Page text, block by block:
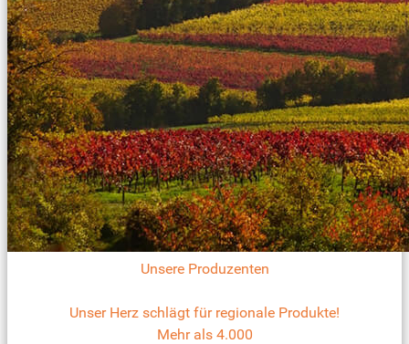
Unsere Produzenten
Unser Herz schlägt für regionale Produkte!
Mehr als 4.000